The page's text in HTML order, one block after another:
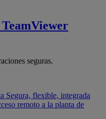
TeamViewer
seguras.
Segura, flexible, integrada
remoto a la planta de